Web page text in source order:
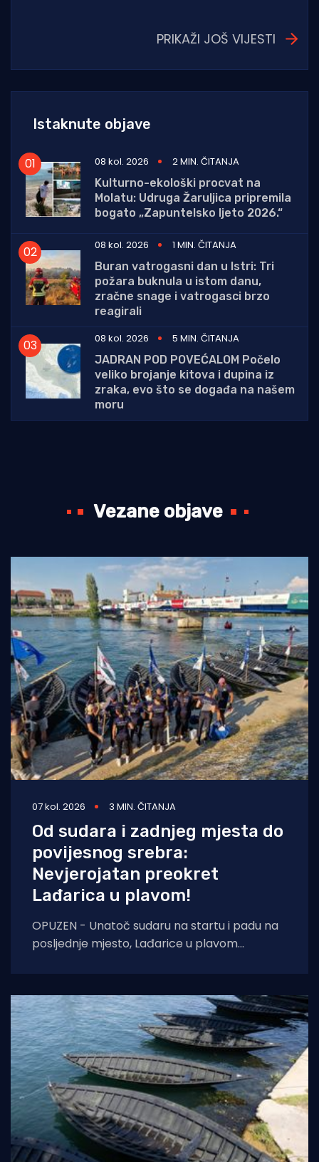
PRIKAŽI JOŠ VIJESTI
Istaknute objave
08 kol. 2026
2 MIN. ČITANJA
Kulturno-ekološki procvat na
Molatu: Udruga Žaruljica pripremila
bogato „Zapuntelsko ljeto 2026.“
08 kol. 2026
1 MIN. ČITANJA
Buran vatrogasni dan u Istri: Tri
požara buknula u istom danu,
zračne snage i vatrogasci brzo
reagirali
08 kol. 2026
5 MIN. ČITANJA
JADRAN POD POVEĆALOM Počelo
veliko brojanje kitova i dupina iz
zraka, evo što se događa na našem
moru
Vezane objave
07 kol. 2026 3 MIN. ČITANJA
Od sudara i zadnjeg mjesta do
povijesnog srebra:
Nevjerojatan preokret
Lađarica u plavom!
OPUZEN - Unatoč sudaru na startu i padu na
posljednje mjesto, Lađarice u plavom